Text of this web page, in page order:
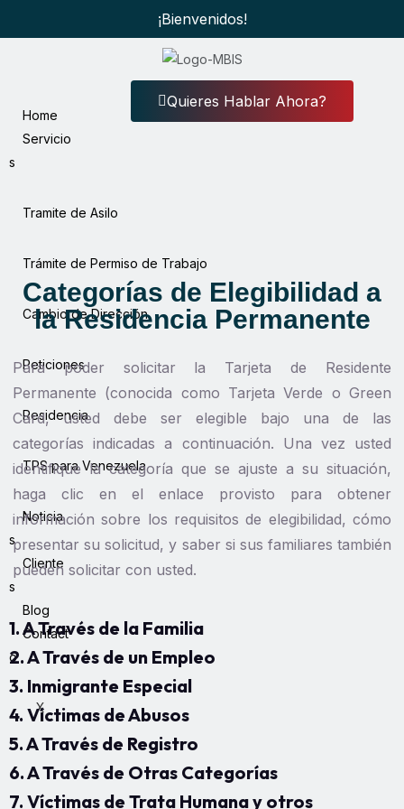
¡Bienvenidos!
Home
Servicio
s
Tramite de Asilo
Trámite de Permiso de Trabajo
Cambio de Dirección
Peticiones
Residencia
TPS para Venezuela
Noticia
s
Cliente
s
Blog
Contact
o
X
Quieres Hablar Ahora?
Categorías de Elegibilidad a
la Residencia Permanente
Para poder solicitar la Tarjeta de Residente
Permanente (conocida como Tarjeta Verde o Green
Card, usted debe ser elegible bajo una de las
categorías indicadas a continuación. Una vez usted
identifique la categoría que se ajuste a su situación,
haga clic en el enlace provisto para obtener
información sobre los requisitos de elegibilidad, cómo
presentar su solicitud, y saber si sus familiares también
pueden solicitar con usted.
1. A Través de la Familia
2. A Través de un Empleo
3. Inmigrante Especial
4. Víctimas de Abusos
5. A Través de Registro
6. A Través de Otras Categorías
7. Víctimas de Trata Humana y otros